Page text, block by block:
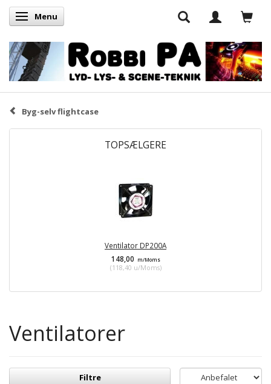
Skifte navigation
Menu
Byg-selv flightcase
TOPSÆLGERE
Ventilator DP200A
148,00
m/Moms
(118,40 u/Moms)
Ventilatorer
Filtre